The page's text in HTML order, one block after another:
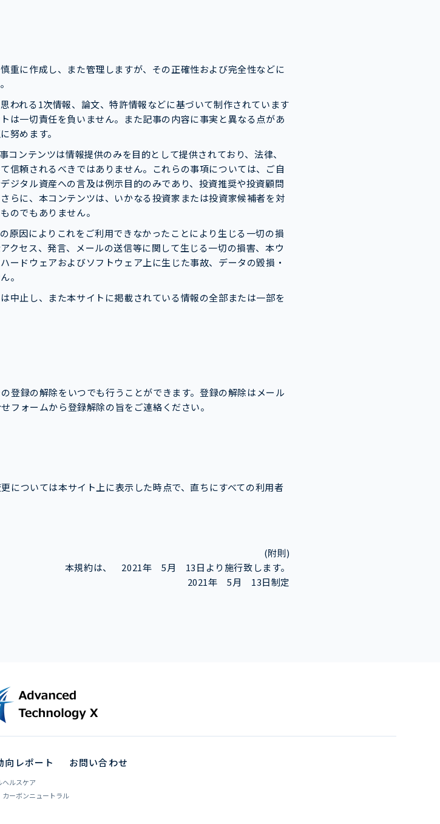
重に作成し、また管理しますが、その正確性および完全性などに
われる1次情報、論文、特許情報などに基づいて制作されています
は一切責任を負いません。また記事の内容に事実と異なる点があ
努めます。
ンテンツは情報提供のみを目的として提供されており、法律、
信頼されるべきではありません。これらの事項については、ご自
ジタル資産への言及は例示目的のみであり、投資推奨や投資顧問
らに、本コンテンツは、いかなる投資家または投資家候補者を対
のでもありません。
原因によりこれをご利用できなかったことにより生じる一切の損
クセス、発言、メールの送信等に関して生じる一切の損害、本ウ
ードウェアおよびソフトウェア上に生じた事故、データの毀損・
。
中止し、また本サイトに掲載されている情報の全部または一部を
登録の解除をいつでも行うことができます。登録の解除はメール
フォームから登録解除の旨をご連絡ください。
については本サイト上に表示した時点で、直ちにすべての利用者
(附則)
本規約は、 2021年 5月 13日より施行致します。
2021年 5月 13日制定
向レポート
ヘルスケア
カーボンニュートラル
お問い合わせ